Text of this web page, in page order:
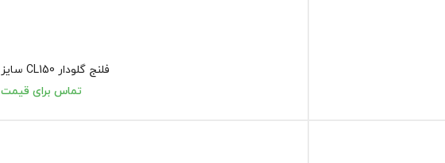
فلنج گلودار CL150 سایز "3/4
تماس برای قیمت